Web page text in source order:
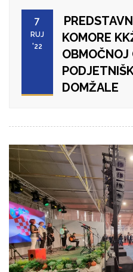
7
RUJ
'22
KOMORE
DOMŽALE